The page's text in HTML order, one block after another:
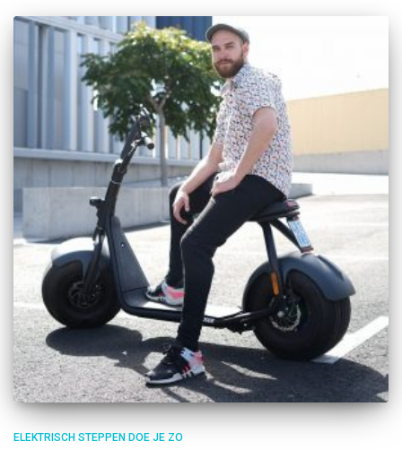
ELEKTRISCH STEPPEN DOE JE ZO